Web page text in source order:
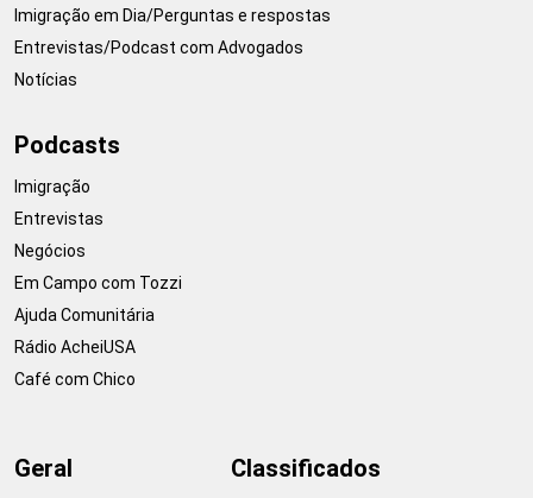
Imigração em Dia/Perguntas e respostas
Entrevistas/Podcast com Advogados
Notícias
Podcasts
Imigração
Entrevistas
Negócios
Em Campo com Tozzi
Ajuda Comunitária
Rádio AcheiUSA
Café com Chico
Geral Classificados